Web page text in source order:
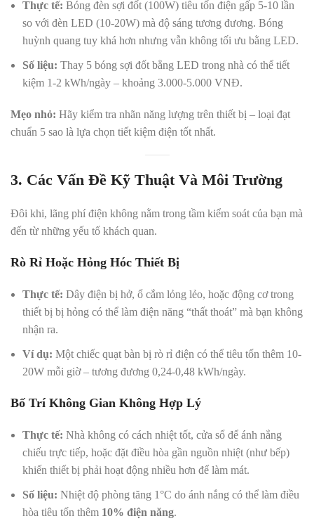
Thực tế: Bóng đèn sợi đốt (100W) tiêu tốn điện gấp 5-10 lần
so với đèn LED (10-20W) mà độ sáng tương đương. Bóng
huỳnh quang tuy khá hơn nhưng vẫn không tối ưu bằng LED.
Số liệu: Thay 5 bóng sợi đốt bằng LED trong nhà có thể tiết
kiệm 1-2 kWh/ngày – khoảng 3.000-5.000 VNĐ.
Mẹo nhỏ: Hãy kiểm tra nhãn năng lượng trên thiết bị – loại đạt
chuẩn 5 sao là lựa chọn tiết kiệm điện tốt nhất.
3. Các Vấn Đề Kỹ Thuật Và Môi Trường
Đôi khi, lãng phí điện không nằm trong tầm kiểm soát của bạn mà
đến từ những yếu tố khách quan.
Rò Rỉ Hoặc Hỏng Hóc Thiết Bị
Thực tế: Dây điện bị hở, ổ cắm lỏng lẻo, hoặc động cơ trong
thiết bị bị hỏng có thể làm điện năng “thất thoát” mà bạn không
nhận ra.
Ví dụ: Một chiếc quạt bàn bị rò rỉ điện có thể tiêu tốn thêm 10-
20W mỗi giờ – tương đương 0,24-0,48 kWh/ngày.
Bố Trí Không Gian Không Hợp Lý
Thực tế: Nhà không có cách nhiệt tốt, cửa sổ để ánh nắng
chiếu trực tiếp, hoặc đặt điều hòa gần nguồn nhiệt (như bếp)
khiến thiết bị phải hoạt động nhiều hơn để làm mát.
Số liệu: Nhiệt độ phòng tăng 1°C do ánh nắng có thể làm điều
hòa tiêu tốn thêm 10% điện năng.